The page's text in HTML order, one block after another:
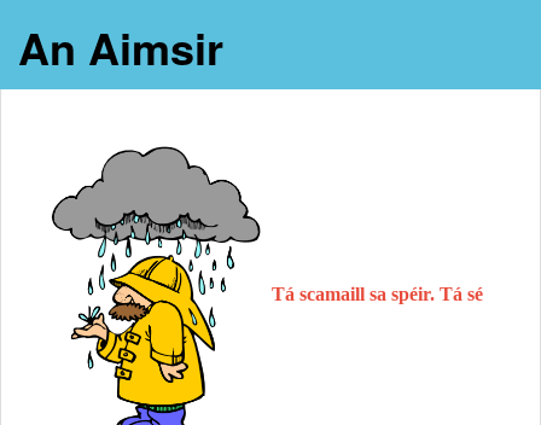
An Aimsir
Tá scamaill sa spéir. Tá sé